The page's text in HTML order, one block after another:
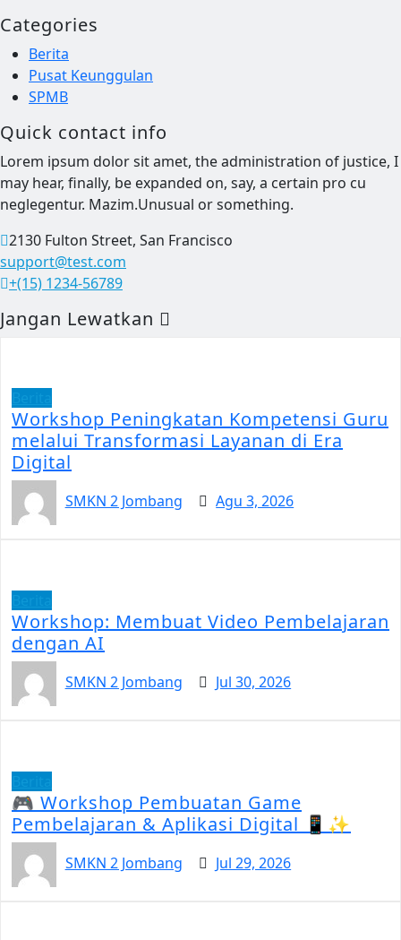
Categories
Berita
Pusat Keunggulan
SPMB
Quick contact info
Lorem ipsum dolor sit amet, the administration of justice, I
may hear, finally, be expanded on, say, a certain pro cu
neglegentur. Mazim.Unusual or something.
2130 Fulton Street, San Francisco
support@test.com
+(15) 1234-56789
Jangan Lewatkan
Workshop Peningkatan Kompetensi Guru
melalui Transformasi Layanan di Era
Digital
SMKN 2 Jombang Agu 3, 2026
Workshop: Membuat Video Pembelajaran
dengan AI
SMKN 2 Jombang Jul 30, 2026
🎮 Workshop Pembuatan Game
Pembelajaran & Aplikasi Digital 📱✨
SMKN 2 Jombang Jul 29, 2026